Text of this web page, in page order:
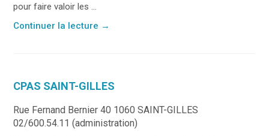
pour faire valoir les ...
Continuer la lecture →
CPAS SAINT-GILLES
Rue Fernand Bernier 40 1060 SAINT-GILLES
02/600.54.11 (administration)